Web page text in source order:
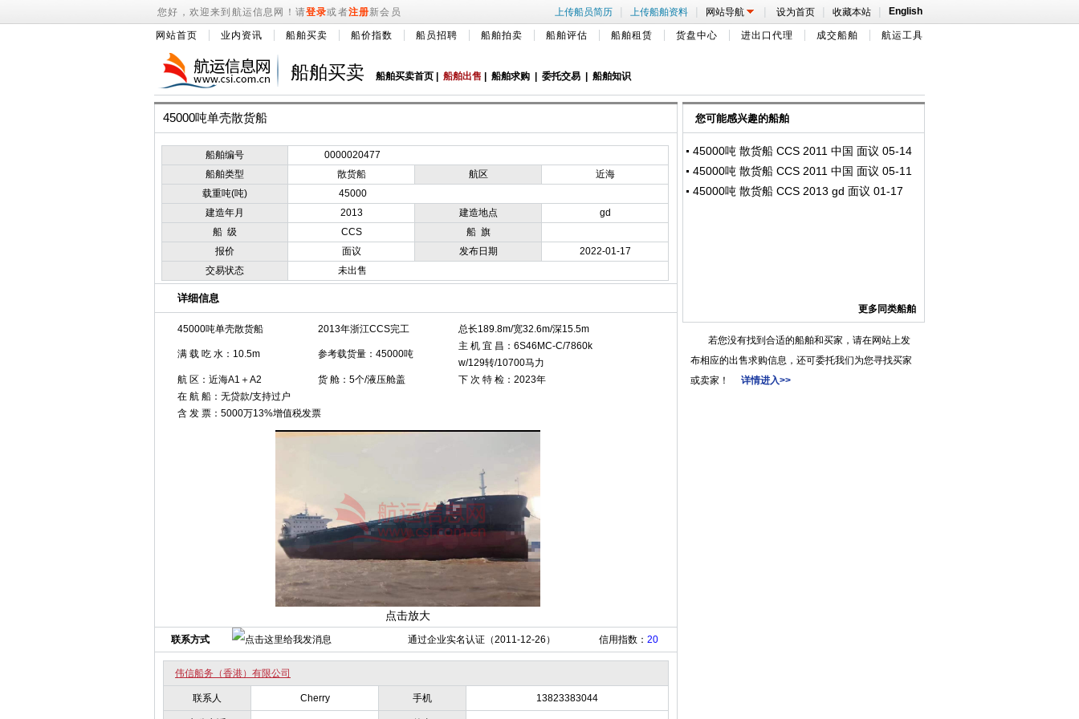
您好，欢迎来到航运信息网！请登录或者注册新会员 上传船员简历 | 上传船舶资料 | 网站导航 | 设为首页 | 收藏本站 | English
网站首页 业内资讯 船舶买卖 船价指数 船员招聘 船舶拍卖 船舶评估 船舶租赁 货盘中心 进出口代理 成交船舶 航运工具
船舶买卖 船舶买卖首页 船舶出售 船舶求购 委托交易 船舶知识
45000吨单壳散货船
船舶编号
0000020477
船舶类型
散货船 航区
近海
载重吨(吨)
45000
建造年月
2013 建造地点
gd
船 级
CCS
船 旗
报价
面议 发布日期
2022-01-17
交易状态
未出售
详细信息
45000吨单壳散货船 2013年浙江CCS完工 总长189.8m/宽32.6m/深15.5m
满 载 吃 水：10.5m 参考载货量：45000吨
主 机 宜 昌：6S46MC-C/7860k
w/129转/10700马力
航 区：近海A1＋A2
货 舱：5个/液压舱盖
下 次 特 检：2023年
在 航 船：无贷款/支持过户
含 发 票：5000万13%增值税发票
点击放大
联系方式 通过企业实名认证（2011-12-26） 信用指数： 20
伟信船务（香港）有限公司
联系人 Cherry 手机 13823383044
您可能感兴趣的船舶
45000吨 散货船 CCS 2011 中国 面议 05-14
45000吨 散货船 CCS 2011 中国 面议 05-11
45000吨 散货船 CCS 2013 gd 面议 01-17
更多同类船舶
若您没有找到合适的船舶和买家，请在网站上发
布相应的出售求购信息，还可委托我们为您寻找买家
或卖家！ 详情进入>>